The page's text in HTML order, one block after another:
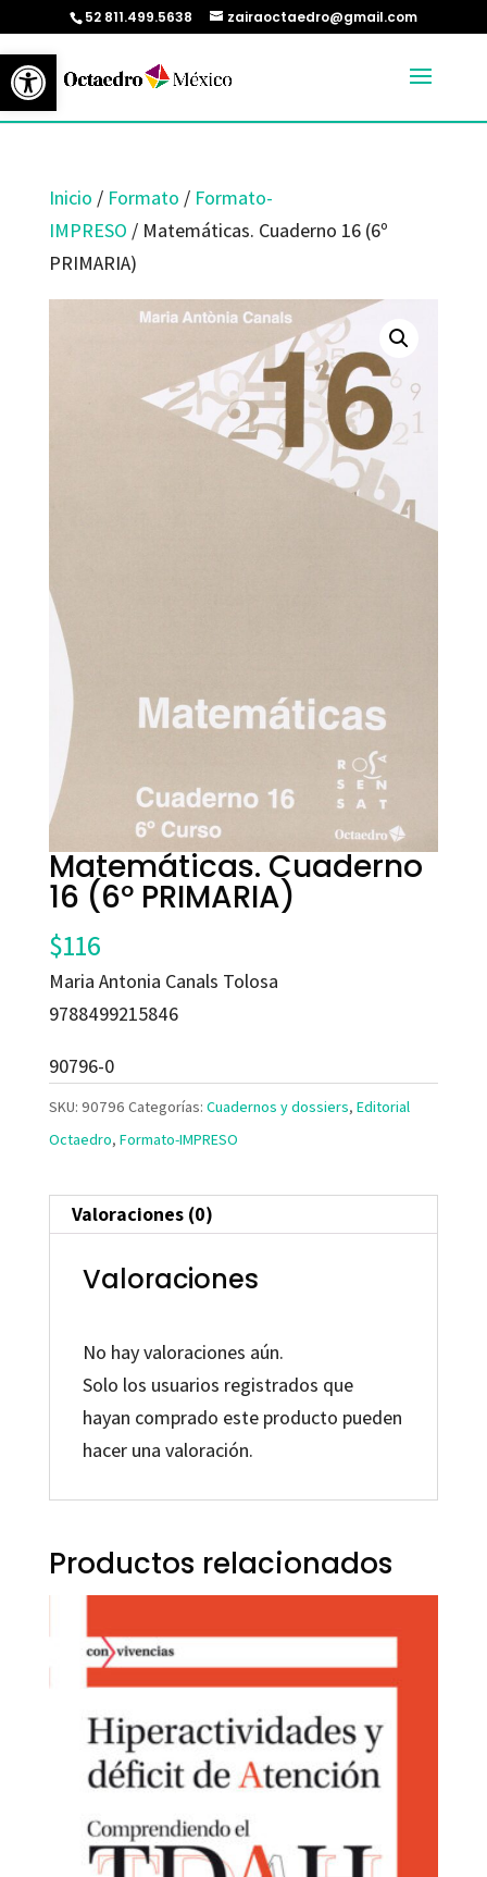
Abrir barra de herramientas
52 811.499.5638 zairaoctaedro@gmail.com
Inicio / Formato / Formato-
IMPRESO / Matemáticas. Cuaderno 16 (6º
PRIMARIA)
Matemáticas. Cuaderno
16 (6º PRIMARIA)
$116
Maria Antonia Canals Tolosa
9788499215846
90796-0
SKU: 90796 Categorías: Cuadernos y dossiers, Editorial
Octaedro, Formato-IMPRESO
Valoraciones (0)
Valoraciones
No hay valoraciones aún.
Solo los usuarios registrados que
hayan comprado este producto pueden
hacer una valoración.
Productos relacionados